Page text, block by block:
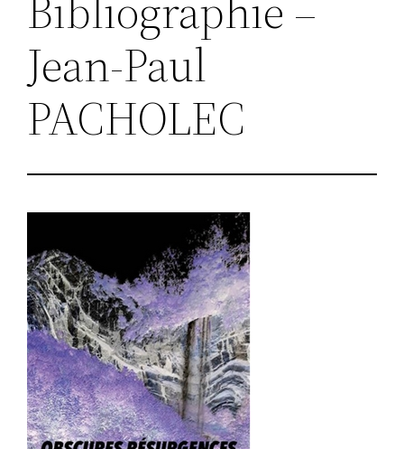
Jean-Paul
PACHOLEC